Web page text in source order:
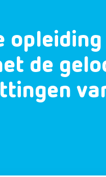
de